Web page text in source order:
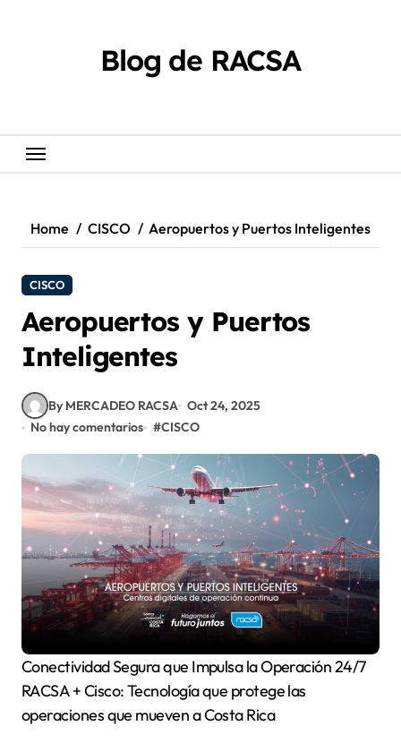
Blog de RACSA
Home CISCO Aeropuertos y Puertos Inteligentes
CISCO
Aeropuertos y Puertos
Inteligentes
By MERCADEO RACSA Oct 24, 2025
No hay comentarios #CISCO
Conectividad Segura que Impulsa la Operación 24/7
RACSA + Cisco: Tecnología que protege las
operaciones que mueven a Costa Rica